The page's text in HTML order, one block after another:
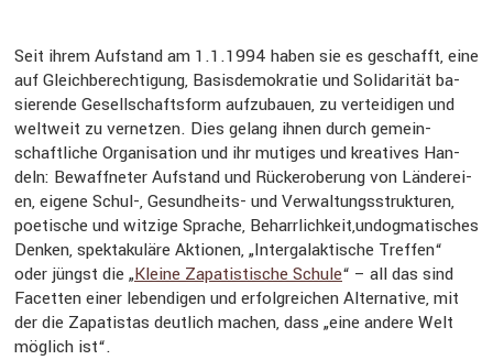
Seit ihrem Auf­stand am 1.1.1994 haben sie es ge­schafft, eine
auf Gleich­be­rech­ti­gung, Ba­sis­de­mo­kra­tie und So­li­da­ri­tät ba­
sie­ren­de Ge­sell­schafts­form auf­zu­bau­en, zu ver­tei­di­gen und
welt­weit zu ver­net­zen. Dies ge­lang ihnen durch ge­mein­
schaft­li­che Or­ga­ni­sa­ti­on und ihr mu­ti­ges und krea­ti­ves Han­
deln: Be­waff­ne­ter Auf­stand und Rück­erobe­rung von Län­de­rei­
en, ei­ge­ne Schul-, Ge­sund­heits- und Ver­wal­tungs­struk­tu­ren,
poe­ti­sche und wit­zi­ge Spra­che, Be­harr­lich­keit,un­dog­ma­ti­sches
Den­ken, spek­ta­ku­lä­re Ak­tio­nen, „In­ter­ga­lak­ti­sche Tref­fen“
oder jüngst die „Klei­ne Za­pa­tis­ti­sche Schu­le“ – all das sind
Fa­cet­ten einer le­ben­di­gen und er­folg­rei­chen Al­ter­na­ti­ve, mit
der die Za­pa­tis­tas deut­lich ma­chen, dass „eine an­de­re Welt
mög­lich ist“.